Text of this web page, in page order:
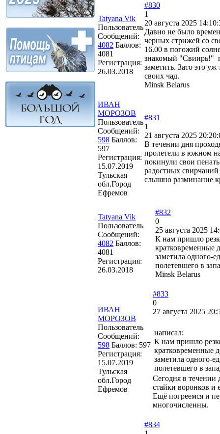
Tatyana Vik
Пользователь
Сообщений:
4082 Баллов:
4081
Регистрация:
26.03.2018
#830
1
20 августа 2025
Давно не было
черных стрижей со
16.00 в погожий
знакомый "Свиирь!"
заметить. Зато это
своих чад.
Minsk Belarus
ИВАН
МОРОЗОВ
Пользователь
Сообщений:
598 Баллов:
597
Регистрация:
15.07.2019
Тульская
обл.Город
Ефремов
#831
1
21 августа 2025
В течении дня
пролетели в южном
покинули свои
радостных
слышно разминание
Tatyana Vik
Пользователь
Сообщений:
4082 Баллов:
4081
Регистрация:
26.03.2018
#832
0
25 августа 2025
К нам пришло
кратковременные
заметила одного-
полетевшего в
Minsk Belarus
ИВАН
МОРОЗОВ
Пользователь
Сообщений:
598 Баллов: 597
Регистрация:
15.07.2019
Тульская
обл.Город
Ефремов
#833
0
27 августа 2025
написал:
К нам пришло
кратковременные
заметила одного-
полетевшего в
Сегодня в
стайки воронков
Ещё погреемся и
многочисленны.
#834